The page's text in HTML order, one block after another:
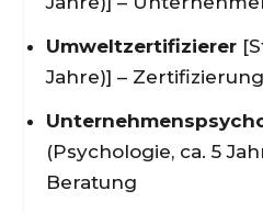
Umweltzertifizierer
Jahre)] –
(Psychologie, ca. 5
Beratung